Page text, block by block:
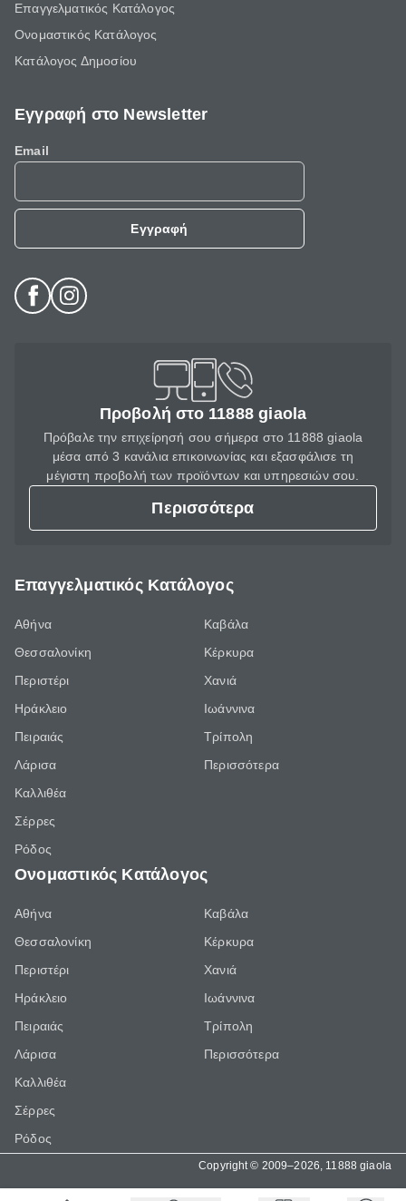
Επαγγελματικός Κατάλογος
Ονομαστικός Κατάλογος
Κατάλογος Δημοσίου
Εγγραφή στο Newsletter
Email
Εγγραφή
Προβολή στο 11888 giaola
Πρόβαλε την επιχείρησή σου σήμερα στο 11888 giaola
μέσα από 3 κανάλια επικοινωνίας και εξασφάλισε τη
μέγιστη προβολή των προϊόντων και υπηρεσιών σου.
Περισσότερα
Επαγγελματικός Κατάλογος
Αθήνα
Θεσσαλονίκη
Περιστέρι
Ηράκλειο
Πειραιάς
Λάρισα
Καλλιθέα
Σέρρες
Ρόδος
Καβάλα
Κέρκυρα
Χανιά
Ιωάννινα
Τρίπολη
Περισσότερα
Ονομαστικός Κατάλογος
Αθήνα
Θεσσαλονίκη
Περιστέρι
Ηράκλειο
Πειραιάς
Λάρισα
Καλλιθέα
Σέρρες
Ρόδος
Καβάλα
Κέρκυρα
Χανιά
Ιωάννινα
Τρίπολη
Περισσότερα
Copyright © 2009–2026, 11888 giaola